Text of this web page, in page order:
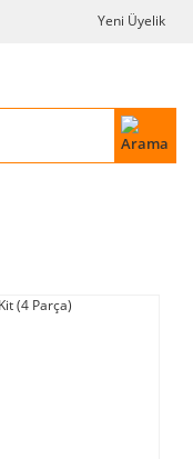
Yeni Üyelik